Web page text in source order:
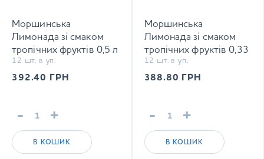
Моршинська
Лимонада зі смаком
тропічних фруктів 0,5 л
соковмісний
середньогазований
12 шт. в уп.
392.40 ГРН
- +
В КОШИК
Моршинська
Лимонада зі смаком
тропічних фруктів 0,33
л соковмісний
середньогазований
12 шт. в уп.
388.80 ГРН
- +
В КОШИК